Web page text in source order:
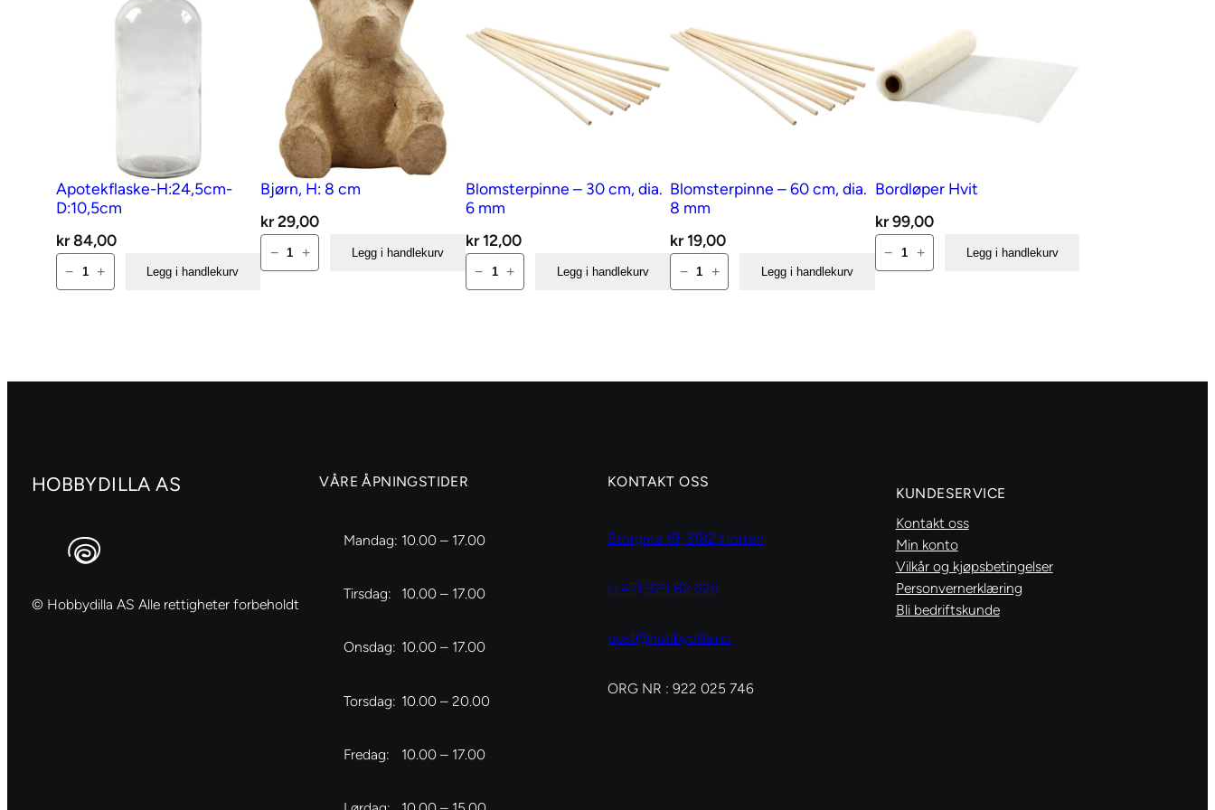
n
t
a
Apotekflaske-H:24,5cm-
D:10,5cm
kr84,00
Apotekflaske-
H:24,5cm-
− + Legg i handlekurv
Bjørn, H: 8 cm
kr29,00
Bjørn,
H:
− + Legg i handlekurv
Blomsterpinne – 30 cm, dia.
6 mm
kr12,00
Blomsterpinne
–
− + Legg i handlekurv
Blomsterpinne – 60 cm, dia.
8 mm
kr19,00
Blomsterpinne
–
− + Legg i handlekurv
Bordløper Hvit
kr99,00
Bordløper
Hvit
− + Legg i handlekurv
HOBBYDILLA AS
© Hobbydilla AS Alle rettigheter forbeholdt
VÅRE ÅPNINGSTIDER
Mandag: 10.00 – 17.00
Tirsdag: 10.00 – 17.00
Onsdag: 10.00 – 17.00
Torsdag: 10.00 – 20.00
Fredag: 10.00 – 17.00
KONTAKT OSS
Storgata 19, 3182 Horten
(+47) 929 82 626
post@hobbydilla.no
ORG NR : 922 025 746
KUNDESERVICE
Kontakt oss
Min konto
Vilkår og kjøpsbetingelser
Personvernerklæring
Bli bedriftskunde